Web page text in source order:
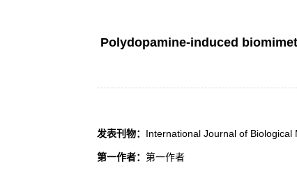
Polydopamine-induced
发表刊物： International Journal of Biological
第一作者： 第一作者